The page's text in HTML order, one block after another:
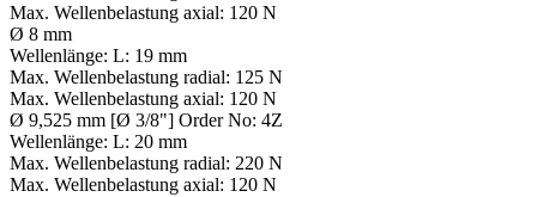
Max. Wellenbelastung axial: 120 N
Ø 8 mm
Wellenlänge: L: 19 mm
Max. Wellenbelastung radial: 125 N
Max. Wellenbelastung axial: 120 N
Ø 9,525 mm [Ø 3/8"] Order No: 4Z
Wellenlänge: L: 20 mm
Max. Wellenbelastung radial: 220 N
Max. Wellenbelastung axial: 120 N